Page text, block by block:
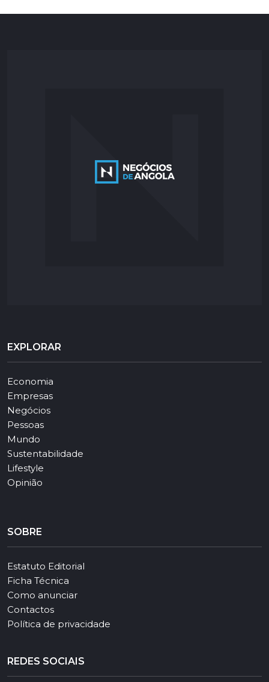
EXPLORAR
Economia
Empresas
Negócios
Pessoas
Mundo
Sustentabilidade
Lifestyle
Opinião
SOBRE
Estatuto Editorial
Ficha Técnica
Como anunciar
Contactos
Política de privacidade
REDES SOCIAIS